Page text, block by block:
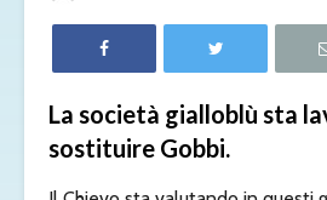
La società gialloblù sta
sostituire Gobbi.